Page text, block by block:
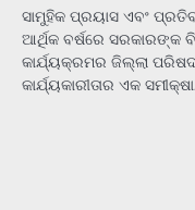
ସାମୁହିକ ପ୍ରୟାସ ଏବଂ
ଆର୍ଥିକ ବର୍ଷରେ ସରକାରଙ୍କ
କାର୍ଯ୍ୟକ୍ରମର ଜିଲ୍ଲା ପରିଷଦ,
କାର୍ଯ୍ୟକାରୀତାର ଏକ